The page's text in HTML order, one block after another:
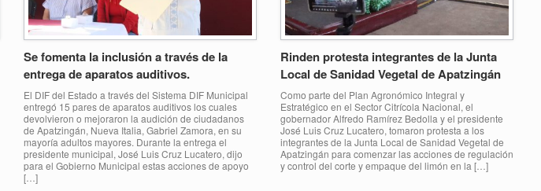
Se fomenta la inclusión a través de la
entrega de aparatos auditivos.
El DIF del Estado a través del Sistema DIF Municipal
entregó 15 pares de aparatos auditivos los cuales
devolvieron o mejoraron la audición de ciudadanos
de Apatzingán, Nueva Italia, Gabriel Zamora, en su
mayoría adultos mayores. Durante la entrega el
presidente municipal, José Luis Cruz Lucatero, dijo
para el Gobierno Municipal estas acciones de apoyo
[…]
Rinden protesta integrantes de la Junta
Local de Sanidad Vegetal de Apatzingán
Como parte del Plan Agronómico Integral y
Estratégico en el Sector Citrícola Nacional, el
gobernador Alfredo Ramírez Bedolla y el presidente
José Luis Cruz Lucatero, tomaron protesta a los
integrantes de la Junta Local de Sanidad Vegetal de
Apatzingán para comenzar las acciones de regulación
y control del corte y empaque del limón en la […]